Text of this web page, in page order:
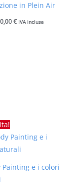
in Plein Air
€ IVA inclusa
Painting e i colori
era:
€.
attuale
è:
20,00 €.